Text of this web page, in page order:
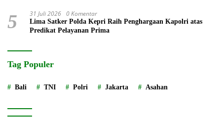
5 31 Juli 2026 0 Komentar
Lima Satker Polda Kepri Raih Penghargaan Kapolri atas
Predikat Pelayanan Prima
Tag Populer
Bali TNI Polri Jakarta Asahan